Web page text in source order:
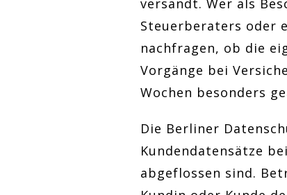
versandt. Wer als
Steuerberaters oder
nachfragen, ob die
Vorgänge bei
Wochen besonders
Die Berliner
Kundendatensätze
abgeflossen sind.